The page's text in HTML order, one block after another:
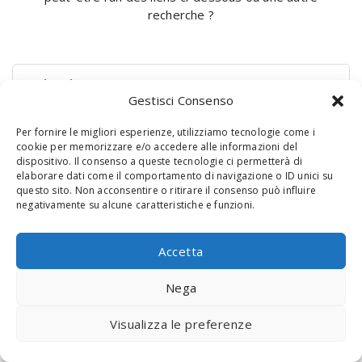
Gestisci Consenso
Per fornire le migliori esperienze, utilizziamo tecnologie come i
cookie per memorizzare e/o accedere alle informazioni del
dispositivo. Il consenso a queste tecnologie ci permetterà di
elaborare dati come il comportamento di navigazione o ID unici su
questo sito. Non acconsentire o ritirare il consenso può influire
negativamente su alcune caratteristiche e funzioni.
Accetta
Nega
Visualizza le preferenze
recherche ?
© 2020 Digital Touch Menu. Menu realizzato daInteractive
Minds